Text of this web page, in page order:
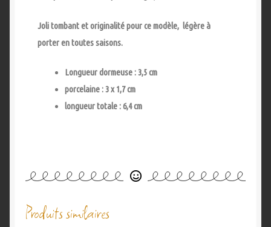
Joli tombant et originalité pour ce modèle, légère à
porter en toutes saisons.
Longueur dormeuse : 3,5 cm
porcelaine : 3 x 1,7 cm
longueur totale : 6,4 cm
Produits similaires